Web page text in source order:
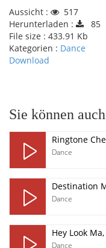
Play /
Aussicht :
517
Herunterladen :
85
File size : 433.91 Kb
Kategorien : Dance
Download
Sie können
Ringtone
Dance
Destination
Dance
Hey Look
Dance